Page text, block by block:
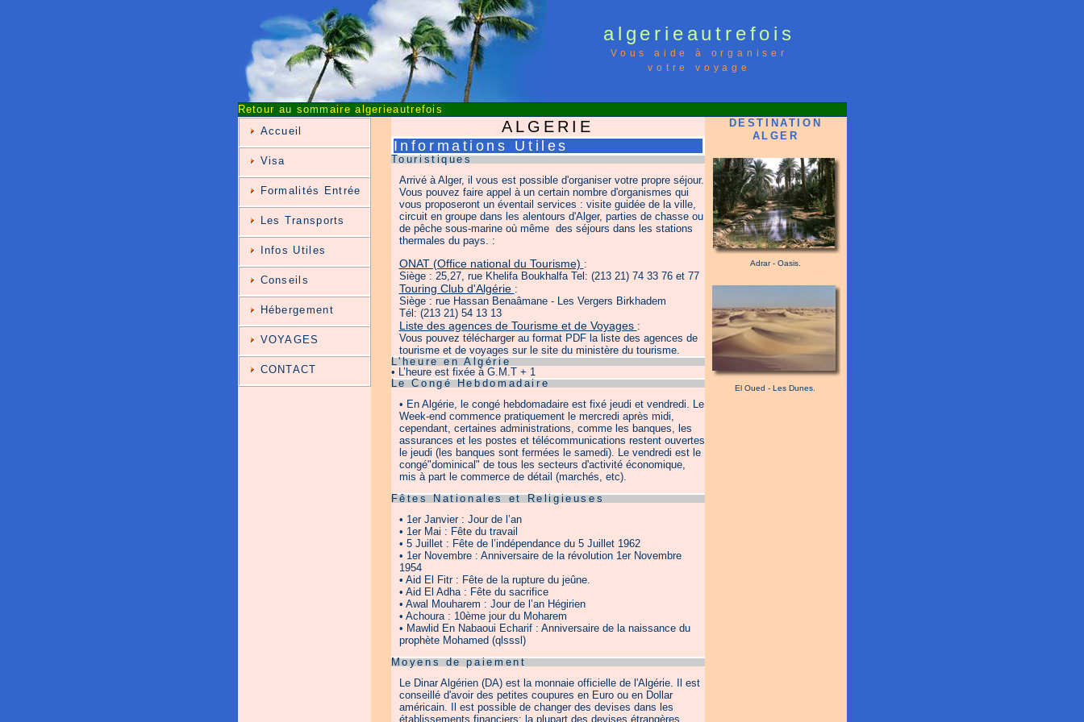
algerieautrefois
Vous aide à organiser
votre voyage
Retour au sommaire algerieautrefois
Accueil
Visa
Formalités Entrée
Les Transports
Infos Utiles
Conseils
Hébergement
VOYAGES
CONTACT
ALGERIE
Informations Utiles
Touristiques
Arrivé à Alger, il vous est possible d'organiser votre propre séjour.
Vous pouvez faire appel à un certain nombre d'organismes qui
vous proposeront un éventail services : visite guidée de la ville,
circuit en groupe dans les alentours d'Alger, parties de chasse ou
de pêche sous-marine où même des séjours dans les stations
thermales du pays. :
ONAT (Office national du Tourisme) :
Siège : 25,27, rue Khelifa Boukhalfa Tel: (213 21) 74 33 76 et 77
Touring Club d'Algérie :
Siège : rue Hassan Benaâmane - Les Vergers Birkhadem
Tél: (213 21) 54 13 13
Liste des agences de Tourisme et de Voyages :
Vous pouvez télécharger au format PDF la liste des agences de
tourisme et de voyages sur le site du ministère du tourisme.
L'heure en Algérie
• L’heure est fixée à G.M.T + 1
Le Congé Hebdomadaire
• En Algérie, le congé hebdomadaire est fixé jeudi et vendredi. Le
Week-end commence pratiquement le mercredi après midi,
cependant, certaines administrations, comme les banques, les
assurances et les postes et télécommunications restent ouvertes
le jeudi (les banques sont fermées le samedi). Le vendredi est le
congé"dominical" de tous les secteurs d'activité économique,
mis à part le commerce de détail (marchés, etc).
Fêtes Nationales et Religieuses
• 1er Janvier : Jour de l’an
• 1er Mai : Fête du travail
• 5 Juillet : Fête de l’indépendance du 5 Juillet 1962
• 1er Novembre : Anniversaire de la révolution 1er Novembre
1954
• Aid El Fitr : Fête de la rupture du jeûne.
• Aid El Adha : Fête du sacrifice
• Awal Mouharem : Jour de l’an Hégirien
• Achoura : 10ème jour du Moharem
• Mawlid En Nabaoui Echarif : Anniversaire de la naissance du
prophète Mohamed (qlsssl)
Moyens de paiement
Le Dinar Algérien (DA) est la monnaie officielle de l'Algérie. Il est
conseillé d'avoir des petites coupures en Euro ou en Dollar
américain. Il est possible de changer des devises dans les
établissements financiers; la plupart des devises étrangères
DESTINATION
ALGER
Adrar - Oasis.
El Oued - Les Dunes.